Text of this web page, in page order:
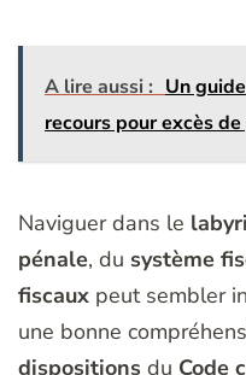
A lire aussi : Un
recours pour excès
Naviguer dans le
pénale, du système
fiscaux peut sembler
une bonne
dispositions du Code